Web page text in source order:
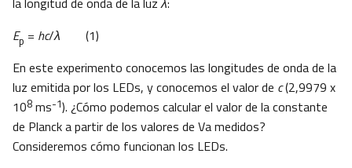
Ep = hc/λ (1)
En este experimento conocemos las longitudes de onda de la
luz emitida por los LEDs, y conocemos el valor de c(2,9979 x
108 ms-1). ¿Cómo podemos calcular el valor de la constante
de Planck a partir de los valores de Va medidos?
Consideremos cómo funcionan los LEDs.